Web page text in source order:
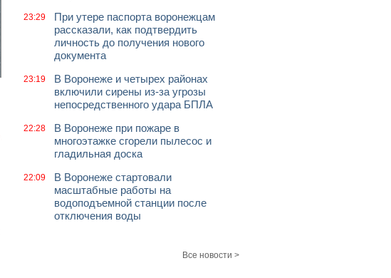
23:29
При утере паспорта воронежцам
рассказали, как подтвердить
личность до получения нового
документа
23:19
В Воронеже и четырех районах
включили сирены из-за угрозы
непосредственного удара БПЛА
22:28
В Воронеже при пожаре в
многоэтажке сгорели пылесос и
гладильная доска
22:09
В Воронеже стартовали
масштабные работы на
водоподъемной станции после
отключения воды
Все новости >